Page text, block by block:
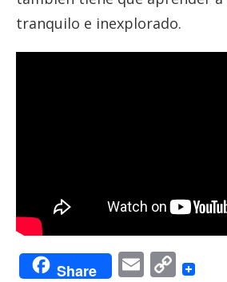
tranquilo e inexplorado.
Share EmailCopy